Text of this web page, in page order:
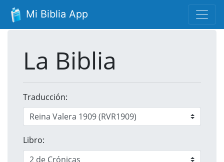
Mi Biblia App
La Biblia
Traducción:
Libro: